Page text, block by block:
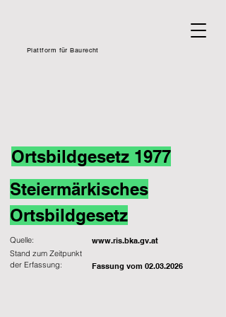
Plattform für Baurecht
Ortsbildgesetz 1977
Steiermärkisches
Ortsbildgesetz
Quelle: www.ris.bka.gv.at
Fassung vom 02.03.2026
Stand zum Zeitpunkt
der Erfassung: